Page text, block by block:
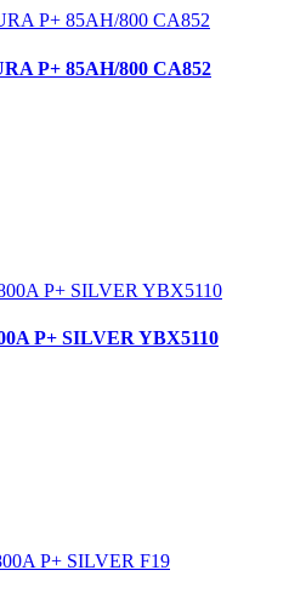
P+ 85AH/800 CA852
P+ SILVER YBX5110